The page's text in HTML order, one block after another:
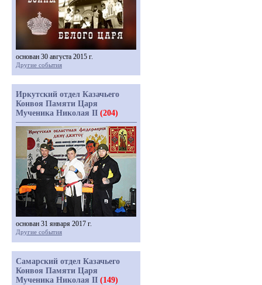
основан 30 августа 2015 г.
Другие события
Иркутский отдел Казачьего
Конвоя Памяти Царя
Мученика Николая II (204)
основан 31 января 2017 г.
Другие события
Самарский отдел Казачьего
Конвоя Памяти Царя
Мученика Николая II (149)